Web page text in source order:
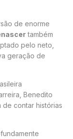
de enorme
também
pelo neto,
geração de
Benedito
de contar histórias